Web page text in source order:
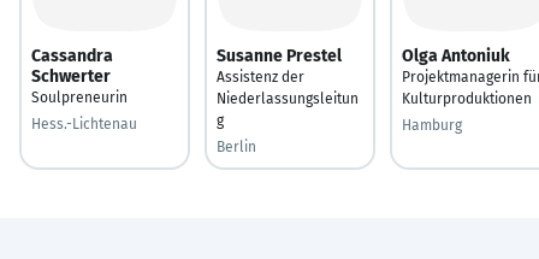
Cassandra
Schwerter
Soulpreneurin
Hess.-Lichtenau
Susanne Prestel
Assistenz der
Niederlassungsleitun
g
Berlin
Olga Antoniuk
Projektmanagerin
Kulturproduktionen
Hamburg